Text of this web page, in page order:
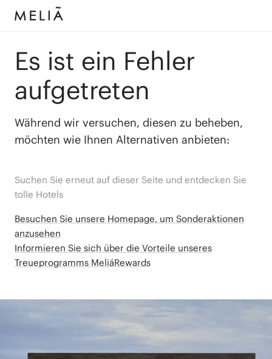
Es ist ein Fehler
aufgetreten
Während wir versuchen, diesen zu beheben,
möchten wie Ihnen Alternativen anbieten:
Suchen Sie erneut auf dieser Seite und entdecken Sie
tolle Hotels
Besuchen Sie unsere Homepage, um Sonderaktionen
anzusehen
Informieren Sie sich über die Vorteile unseres
Treueprogramms MeliáRewards